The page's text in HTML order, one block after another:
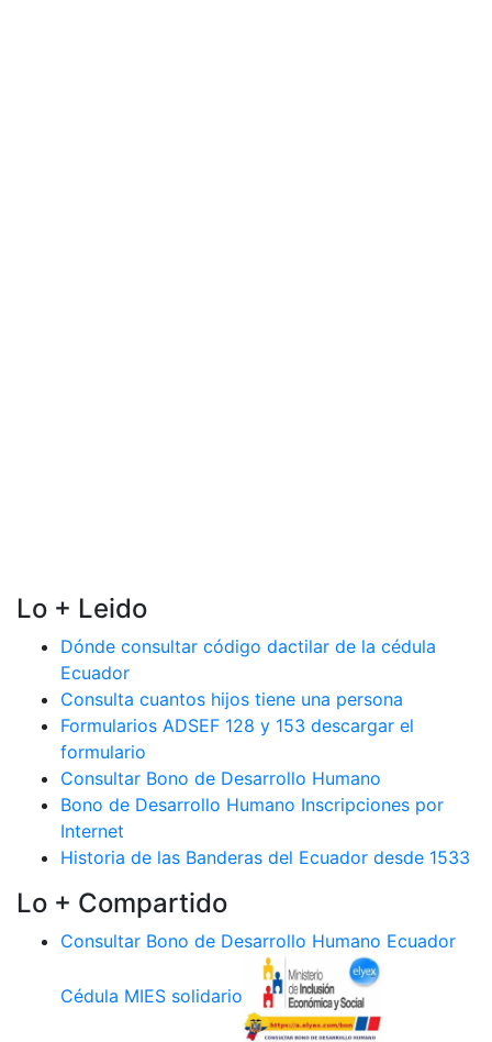
Lo + Leido
Dónde consultar código dactilar de la cédula
Ecuador
Consulta cuantos hijos tiene una persona
Formularios ADSEF 128 y 153 descargar el
formulario
Consultar Bono de Desarrollo Humano
Bono de Desarrollo Humano Inscripciones por
Internet
Historia de las Banderas del Ecuador desde 1533
Lo + Compartido
Consultar Bono de Desarrollo Humano Ecuador
Cédula MIES solidario